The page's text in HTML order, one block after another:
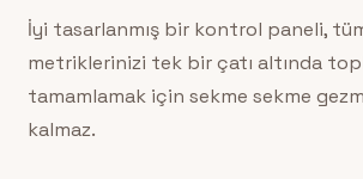
İyi tasarlanmış bir kontrol paneli,
metriklerinizi tek bir çatı altında
tamamlamak için sekme sekme
kalmaz.